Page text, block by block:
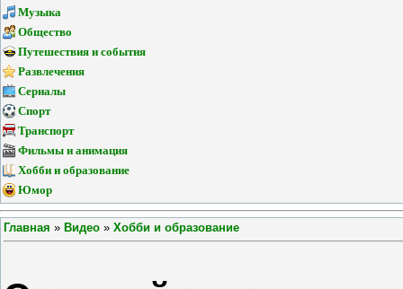
Музыка
Общество
Путешествия и события
Развлечения
Сериалы
Спорт
Транспорт
Фильмы и анимация
Хобби и образование
Юмор
Главная » Видео » Хобби и образование